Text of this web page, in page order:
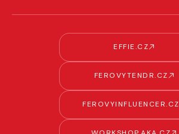
EFFIE.CZ
FEROVYTENDR.CZ
FEROVYINFLUENCER.CZ